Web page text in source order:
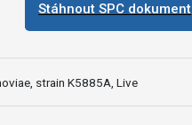
Stáhnout SPC dokument
strain K5885A, Live